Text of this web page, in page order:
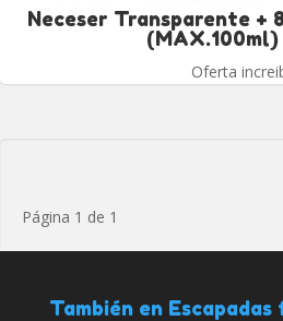
Neceser Transparente +
Oferta
Página 1 de 1
También en Escapadas